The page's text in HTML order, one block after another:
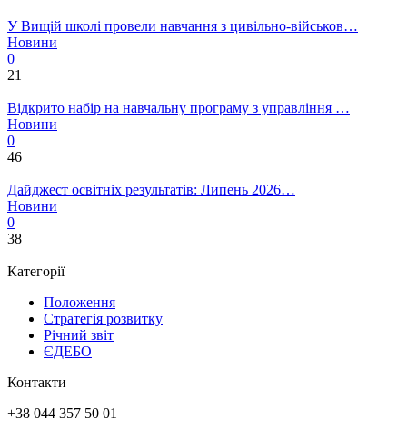
У Вищій школі провели навчання з цивільно-військов…
Новини
0
21
Відкрито набір на навчальну програму з управління …
Новини
0
46
Дайджест освітніх результатів: Липень 2026…
Новини
0
38
Категорії
Положення
Стратегія розвитку
Річний звіт
ЄДЕБО
Контакти
+38 044 357 50 01